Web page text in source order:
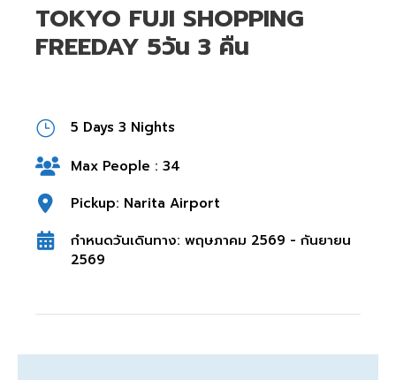
TOKYO FUJI SHOPPING
FREEDAY 5วัน 3 คืน
5 Days 3 Nights
Max People : 34
Pickup: Narita Airport
กำหนดวันเดินทาง: พฤษภาคม 2569 - กันยายน
2569